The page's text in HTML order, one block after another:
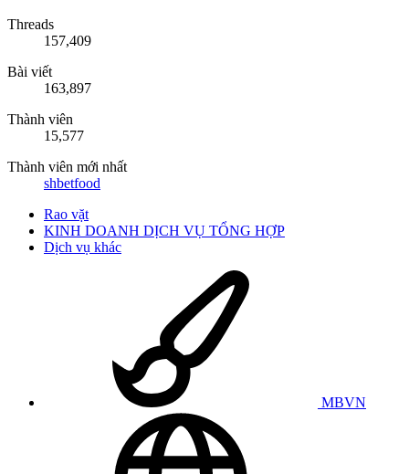
Threads
157,409
Bài viết
163,897
Thành viên
15,577
Thành viên mới nhất
shbetfood
Rao vặt
KINH DOANH DỊCH VỤ TỔNG HỢP
Dịch vụ khác
MBVN